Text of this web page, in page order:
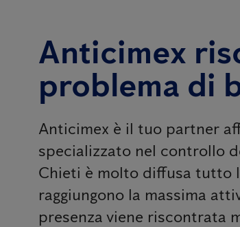
Anticimex
problema di
Anticimex è il tuo partner
specializzato nel controllo
Chieti è molto diffusa tutto
raggiungono la massima
presenza viene riscontrata